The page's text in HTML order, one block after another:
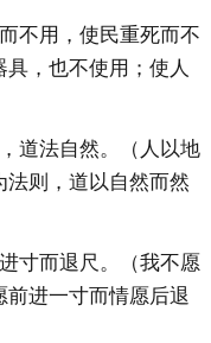
用，使民重死而不
，也不使用；使人
法自然。（人以地
法则，道以自然而然
而退尺。（我不愿
进一寸而情愿后退